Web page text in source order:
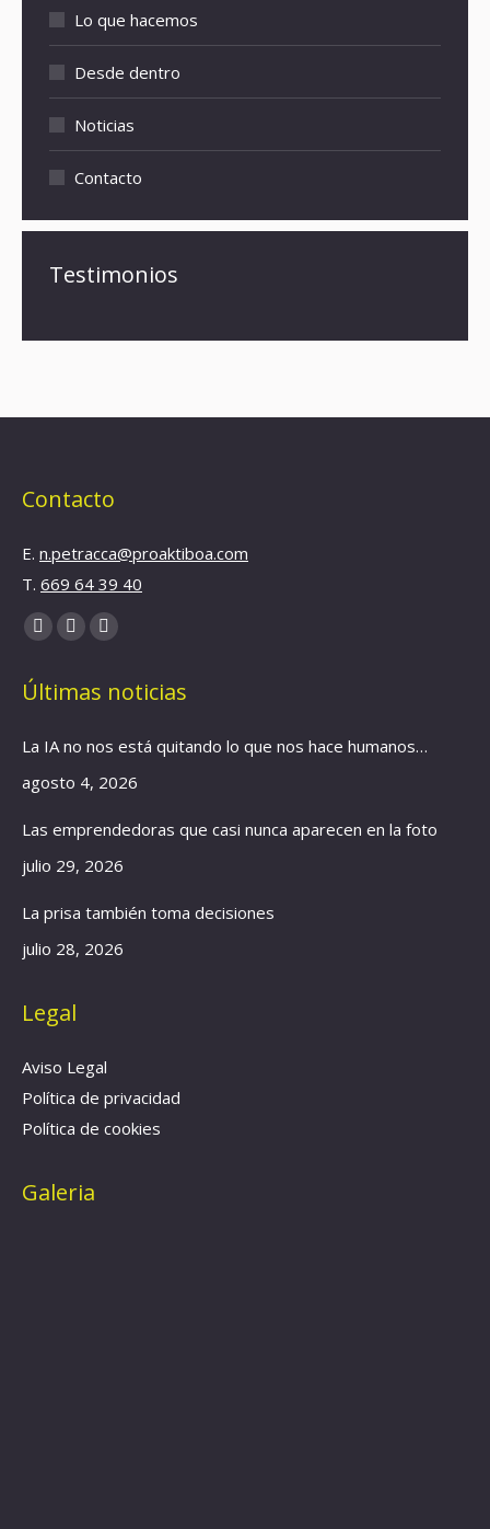
Lo que hacemos
Desde dentro
Noticias
Contacto
Testimonios
Contacto
E. n.petracca@proaktiboa.com
T. 669 64 39 40
Find us on:
YouTube
opens
new
window
Linkedin
opens
new
window
Instagram
opens
new
window
Últimas noticias
La IA no nos está quitando lo que nos hace humanos…
agosto 4, 2026
Las emprendedoras que casi nunca aparecen en la foto
julio 29, 2026
La prisa también toma decisiones
julio 28, 2026
Legal
Aviso Legal
Política de privacidad
Política de cookies
Galeria